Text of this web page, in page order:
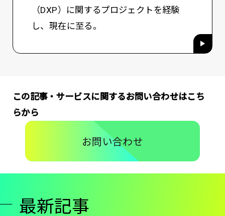
（DXP）に関するプロジェクトを経験
し、現在に至る。
この記事・サービスに関するお問い合わせはこち
らから
お問い合わせ
最新記事